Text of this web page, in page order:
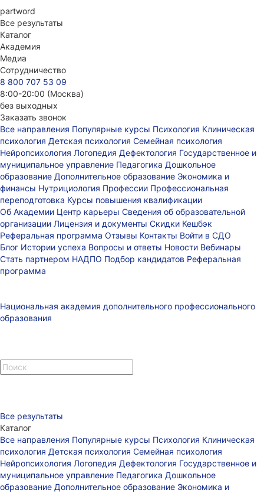
partword
Все результаты
Каталог
Академия
Медиа
Сотрудничество
8 800 707 53 09
8:00-20:00 (Москва)
без выходных
Заказать звонок
Все направления Популярные курсы Психология Клиническая
психология Детская психология Семейная психология
Нейропсихология Логопедия Дефектология Государственное и
муниципальное управление Педагогика Дошкольное
образование Дополнительное образование Экономика и
финансы Нутрициология Профессии Профессиональная
переподготовка Курсы повышения квалификации
Об Академии Центр карьеры Сведения об образовательной
организации Лицензия и документы Скидки Кешбэк
Реферальная программа Отзывы Контакты Войти в СДО
Блог Истории успеха Вопросы и ответы Новости Вебинары
Стать партнером НАДПО Подбор кандидатов Реферальная
программа
Национальная академия дополнительного профессионального
образования
Все результаты
Каталог
Все направления Популярные курсы Психология Клиническая
психология Детская психология Семейная психология
Нейропсихология Логопедия Дефектология Государственное и
муниципальное управление Педагогика Дошкольное
образование Дополнительное образование Экономика и